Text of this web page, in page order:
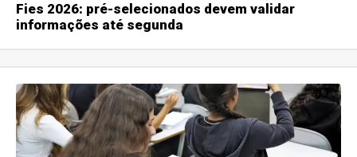
Fies 2026: pré-selecionados devem validar
informações até segunda